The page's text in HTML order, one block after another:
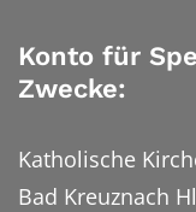
Konto für
Zwecke:
Katholische
Bad Kreuznach